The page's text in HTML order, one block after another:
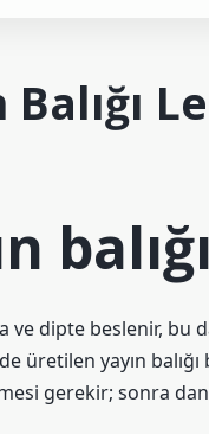
Balığı
ve dipte beslenir, bu
üretilen yayın balığı
gerekir; sonra